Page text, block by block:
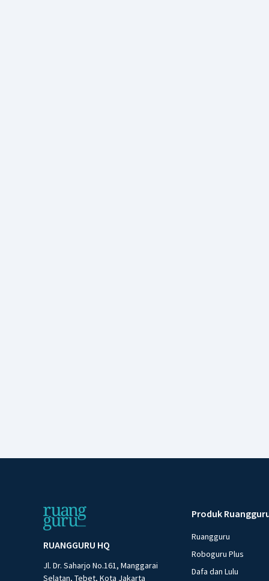
RUANGGURU HQ
Jl. Dr. Saharjo No.161, Manggarai
Selatan, Tebet, Kota Jakarta
Produk
Ruangguru
Roboguru Plus
Dafa dan Lulu